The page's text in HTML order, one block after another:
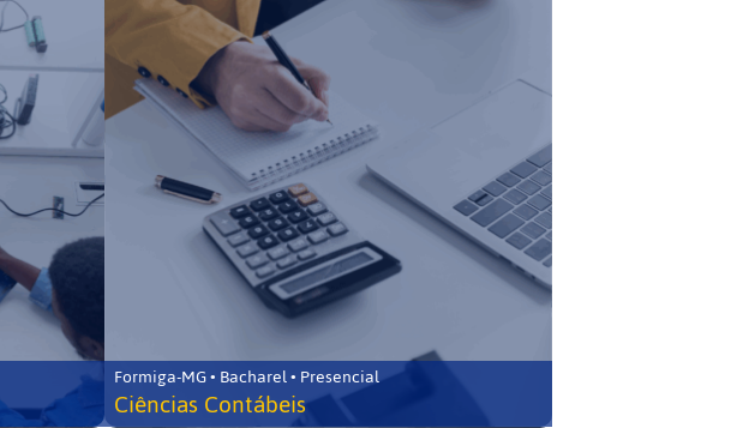
Formiga-MG • Bacharel • Presencial
Ciências Contábeis